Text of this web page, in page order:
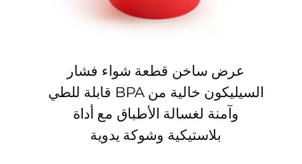
عرض ساخن قطعة شواء فشار
السيليكون خالية من BPA قابلة للطي
وآمنة لغسالة الأطباق مع أداة
بلاستيكية وشوكة يدوية